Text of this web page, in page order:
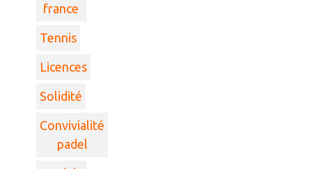
france
Tennis
Licences
Solidité
Convivialité
padel